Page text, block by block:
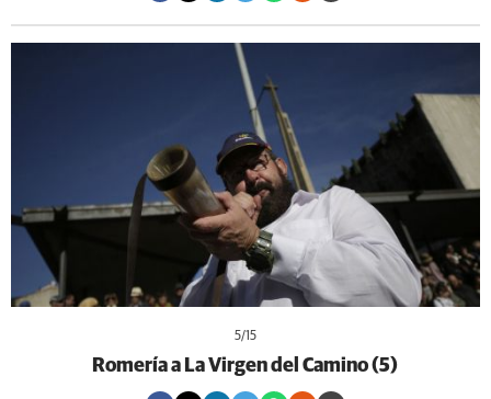
5/15
Romería a La Virgen del Camino (5)